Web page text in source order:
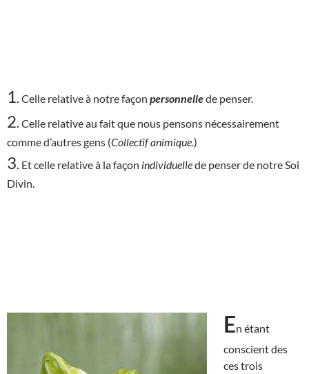
1 Celle relative à notre façon personnellede penser.
2 Celle relative au fait que nous pensons nécessairement
comme d’autres gens (Collectif animique.)
3 Et celle relative à la façon individuellede penser de notre Soi
Divin.
En étant
conscient des
ces trois